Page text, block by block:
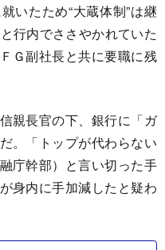
いたため“大蔵体制”は継
行内でささやかれていた
Ｇ副社長と共に要職に残
親長官の下、銀行に「ガ
。「トップが代わらない
庁幹部）と言い切った手
身内に手加減したと疑わ